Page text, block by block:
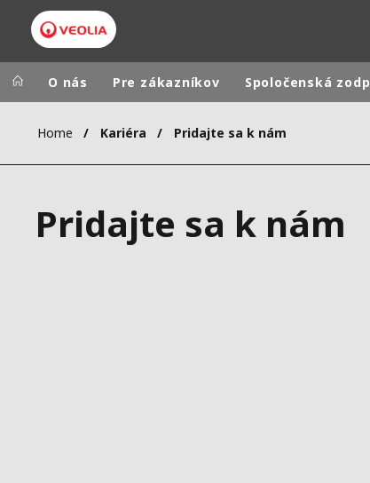
Veolia Group
CAMPUS
ASIA
O nás Pre zákazníkov Spoločenská
Home Kariéra Pridajte sa k nám
Pridajte sa k nám